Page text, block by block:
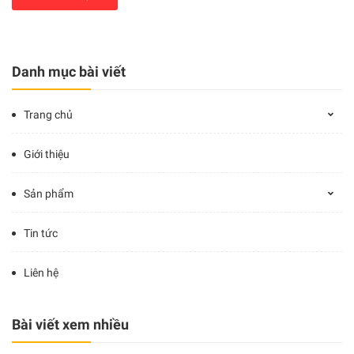
Danh mục bài viết
Trang chủ
Giới thiệu
Sản phẩm
Tin tức
Liên hệ
Bài viết xem nhiều